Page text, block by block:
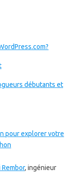
débutants et
pour explorer votre
, ingénieur